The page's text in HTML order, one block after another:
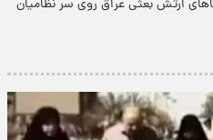
ارتش بعثی عراق روی سر نظامیان